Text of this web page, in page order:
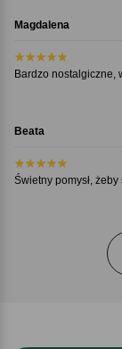
Magdalena
Bardzo nostalgiczne,
Beata
Świetny pomysł,